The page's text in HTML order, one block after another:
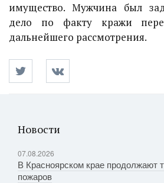
имущество. Мужчина был
дело по факту кражи
дальнейшего рассмотрения.
Новости
07.08.2026
В Красноярском крае продолжают
пожаров